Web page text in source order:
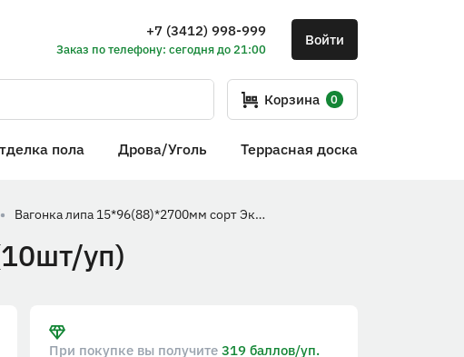
+7 (3412) 998-999
Заказ по телефону: сегодня до 21:00
Войти
Корзина 0
пола Дрова/Уголь Террасная доска
Вагонка липа 15*96(88)*2700мм сорт Экстра (10шт/уп)
уп)
При покупке вы получите 319 баллов/уп.